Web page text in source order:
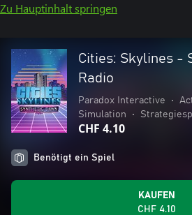
Zu Hauptinhalt springen
Cities: Skylines -
Radio
Paradox Interactive •
Simulation
•
CHF 4.10
Benötigt ein Spiel
KAUFEN
CHF 4.10